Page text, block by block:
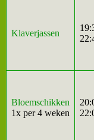
Klaverjassen
Bloemschikken
1x per 4 weken